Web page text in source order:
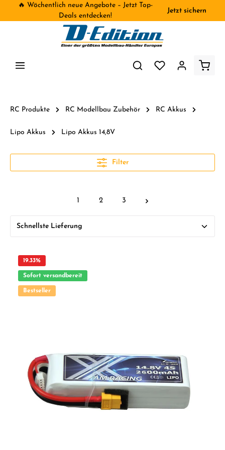
🔥 Wöchentlich neue Angebote – Jetzt Top-
Deals entdecken!
Jetzt sichern
RC Produkte RC Modellbau Zubehör RC Akkus
Lipo Akkus Lipo Akkus 14,8V
Filter
1 2 3
19.33%
Sofort versandbereit
Bestseller